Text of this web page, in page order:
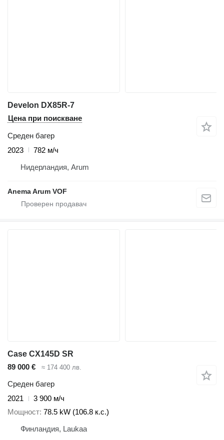
Develon DX85R-7
Цена при поискване
Среден багер
2023
782 м/ч
Нидерландия, Arum
Anema Arum VOF
Case CX145D SR
89 000 €
≈ 174 400 лв.
Среден багер
2021
3 900 м/ч
Мощност 78.5 kW (106.8 к.с.)
Финландия, Laukaa